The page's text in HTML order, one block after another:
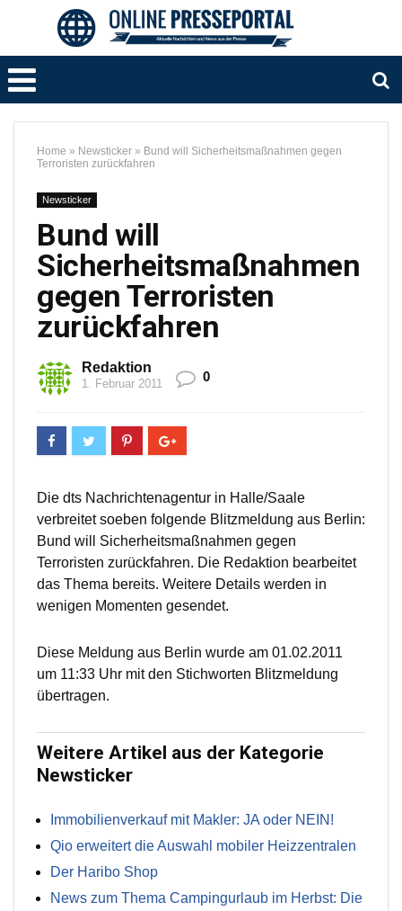
Home » Newsticker » Bund will Sicherheitsmaßnahmen gegen
Terroristen zurückfahren
Newsticker
Bund will
Sicherheitsmaßnahmen
gegen Terroristen
zurückfahren
Redaktion
1. Februar 2011 0
Die dts Nachrichtenagentur in Halle/Saale
verbreitet soeben folgende Blitzmeldung aus Berlin:
Bund will Sicherheitsmaßnahmen gegen
Terroristen zurückfahren. Die Redaktion bearbeitet
das Thema bereits. Weitere Details werden in
wenigen Momenten gesendet.
Diese Meldung aus Berlin wurde am 01.02.2011
um 11:33 Uhr mit den Stichworten Blitzmeldung
übertragen.
Weitere Artikel aus der Kategorie
Newsticker
Immobilienverkauf mit Makler: JA oder NEIN!
Qio erweitert die Auswahl mobiler Heizzentralen
Der Haribo Shop
News zum Thema Campingurlaub im Herbst: Die